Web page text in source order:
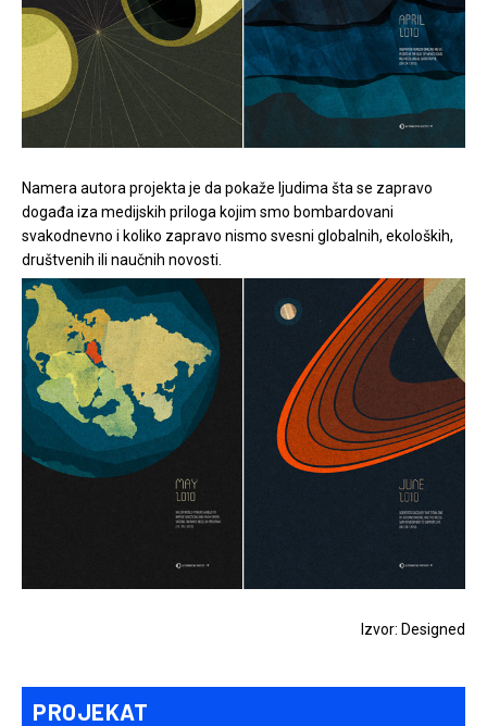
PROJEKAT
Namera autora projekta je da pokaže ljudima šta se zapravo
događa iza medijskih priloga kojim smo bombardovani
svakodnevno i koliko zapravo nismo svesni globalnih, ekoloških,
društvenih ili naučnih novosti.
Izvor: Designed